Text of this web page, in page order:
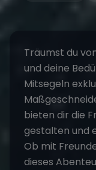
Träumst du
und deine
Mitsegeln
bieten dir die
gestalten und
Ob mit
dieses